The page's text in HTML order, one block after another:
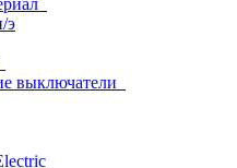
э
выключатели